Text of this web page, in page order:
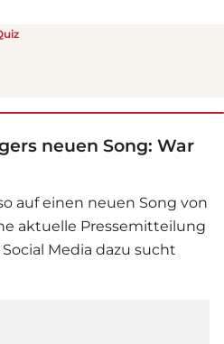
neuen Song: War
auf einen neuen Song von
aktuelle Pressemitteilung
Media dazu sucht